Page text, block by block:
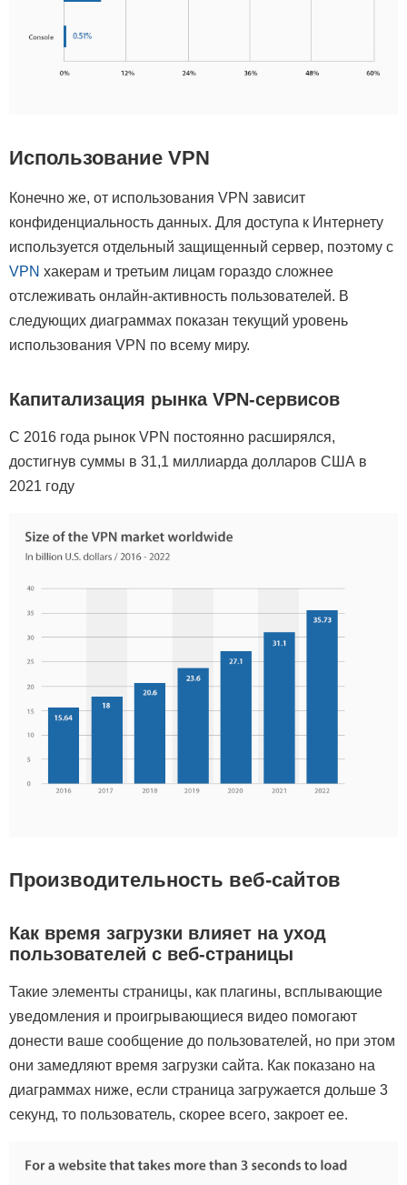
Использование VPN
Конечно же, от использования VPN зависит
конфиденциальность данных. Для доступа к Интернету
используется отдельный защищенный сервер, поэтому с
VPN хакерам и третьим лицам гораздо сложнее
отслеживать онлайн-активность пользователей. В
следующих диаграммах показан текущий уровень
использования VPN по всему миру.
Капитализация рынка VPN-сервисов
С 2016 года рынок VPN постоянно расширялся,
достигнув суммы в 31,1 миллиарда долларов США в
2021 году
Производительность веб-сайтов
Как время загрузки влияет на уход
пользователей с веб-страницы
Такие элементы страницы, как плагины, всплывающие
уведомления и проигрывающиеся видео помогают
донести ваше сообщение до пользователей, но при этом
они замедляют время загрузки сайта. Как показано на
диаграммах ниже, если страница загружается дольше 3
секунд, то пользователь, скорее всего, закроет ее.